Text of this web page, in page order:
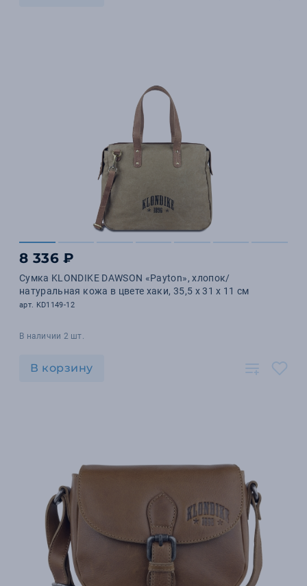
8 336 ₽
Сумка KLONDIKE DAWSON «Payton», хлопок/
натуральная кожа в цвете хаки, 35,5 x 31 x 11 см
арт. KD1149-12
В наличии 2 шт.
В корзину